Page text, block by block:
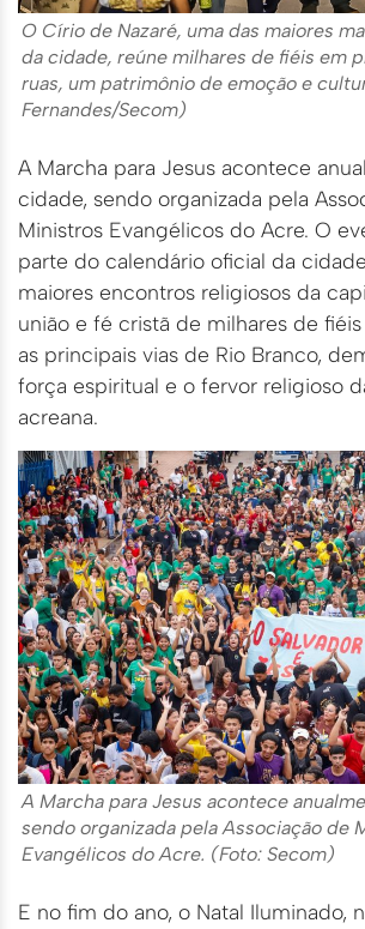
O Círio de Nazaré, uma das maiores
da cidade, reúne milhares de fiéis em
ruas, um patrimônio de emoção e
Fernandes/Secom)
A Marcha para Jesus acontece
cidade, sendo organizada pela
Ministros Evangélicos do Acre. O
parte do calendário oficial da
maiores encontros religiosos da
união e fé cristã de milhares de
as principais vias de Rio Branco,
força espiritual e o fervor religioso
acreana.
A Marcha para Jesus acontece
sendo organizada pela Associação de
Evangélicos do Acre. (Foto: Secom)
E no fim do ano, o Natal Iluminado,